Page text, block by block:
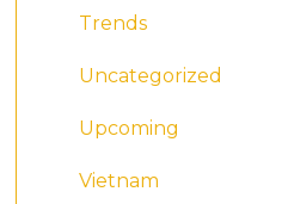
Trends
Uncategorized
Upcoming
Vietnam